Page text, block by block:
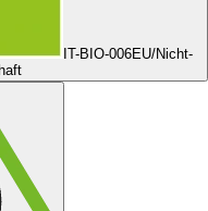
IT-BIO-006EU/Nicht-